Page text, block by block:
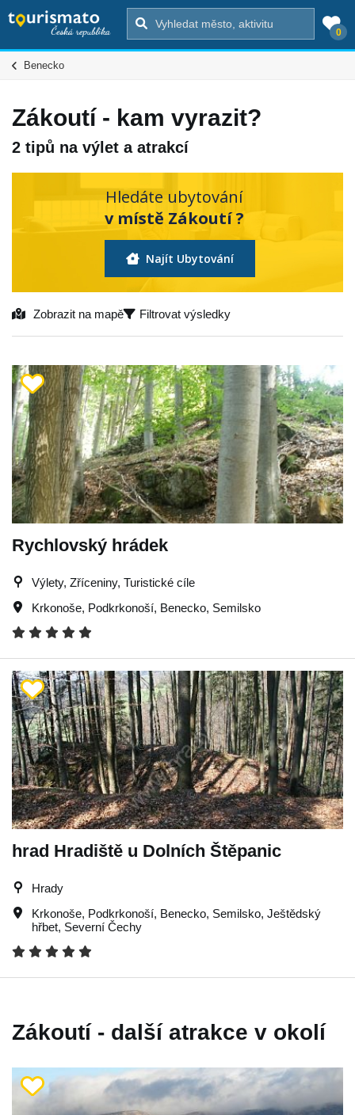
0
Benecko
Zákoutí - kam vyrazit?
2 tipů na výlet a atrakcí
Hledáte ubytování
v místě Zákoutí ?
Najít Ubytování
Zobrazit na mapě Filtrovat výsledky
Rychlovský hrádek
Výlety, Zříceniny, Turistické cíle
Krkonoše, Podkrkonoší, Benecko, Semilsko
hrad Hradiště u Dolních Štěpanic
Hrady
Krkonoše, Podkrkonoší, Benecko, Semilsko, Ještědský
hřbet, Severní Čechy
Zákoutí - další atrakce v okolí